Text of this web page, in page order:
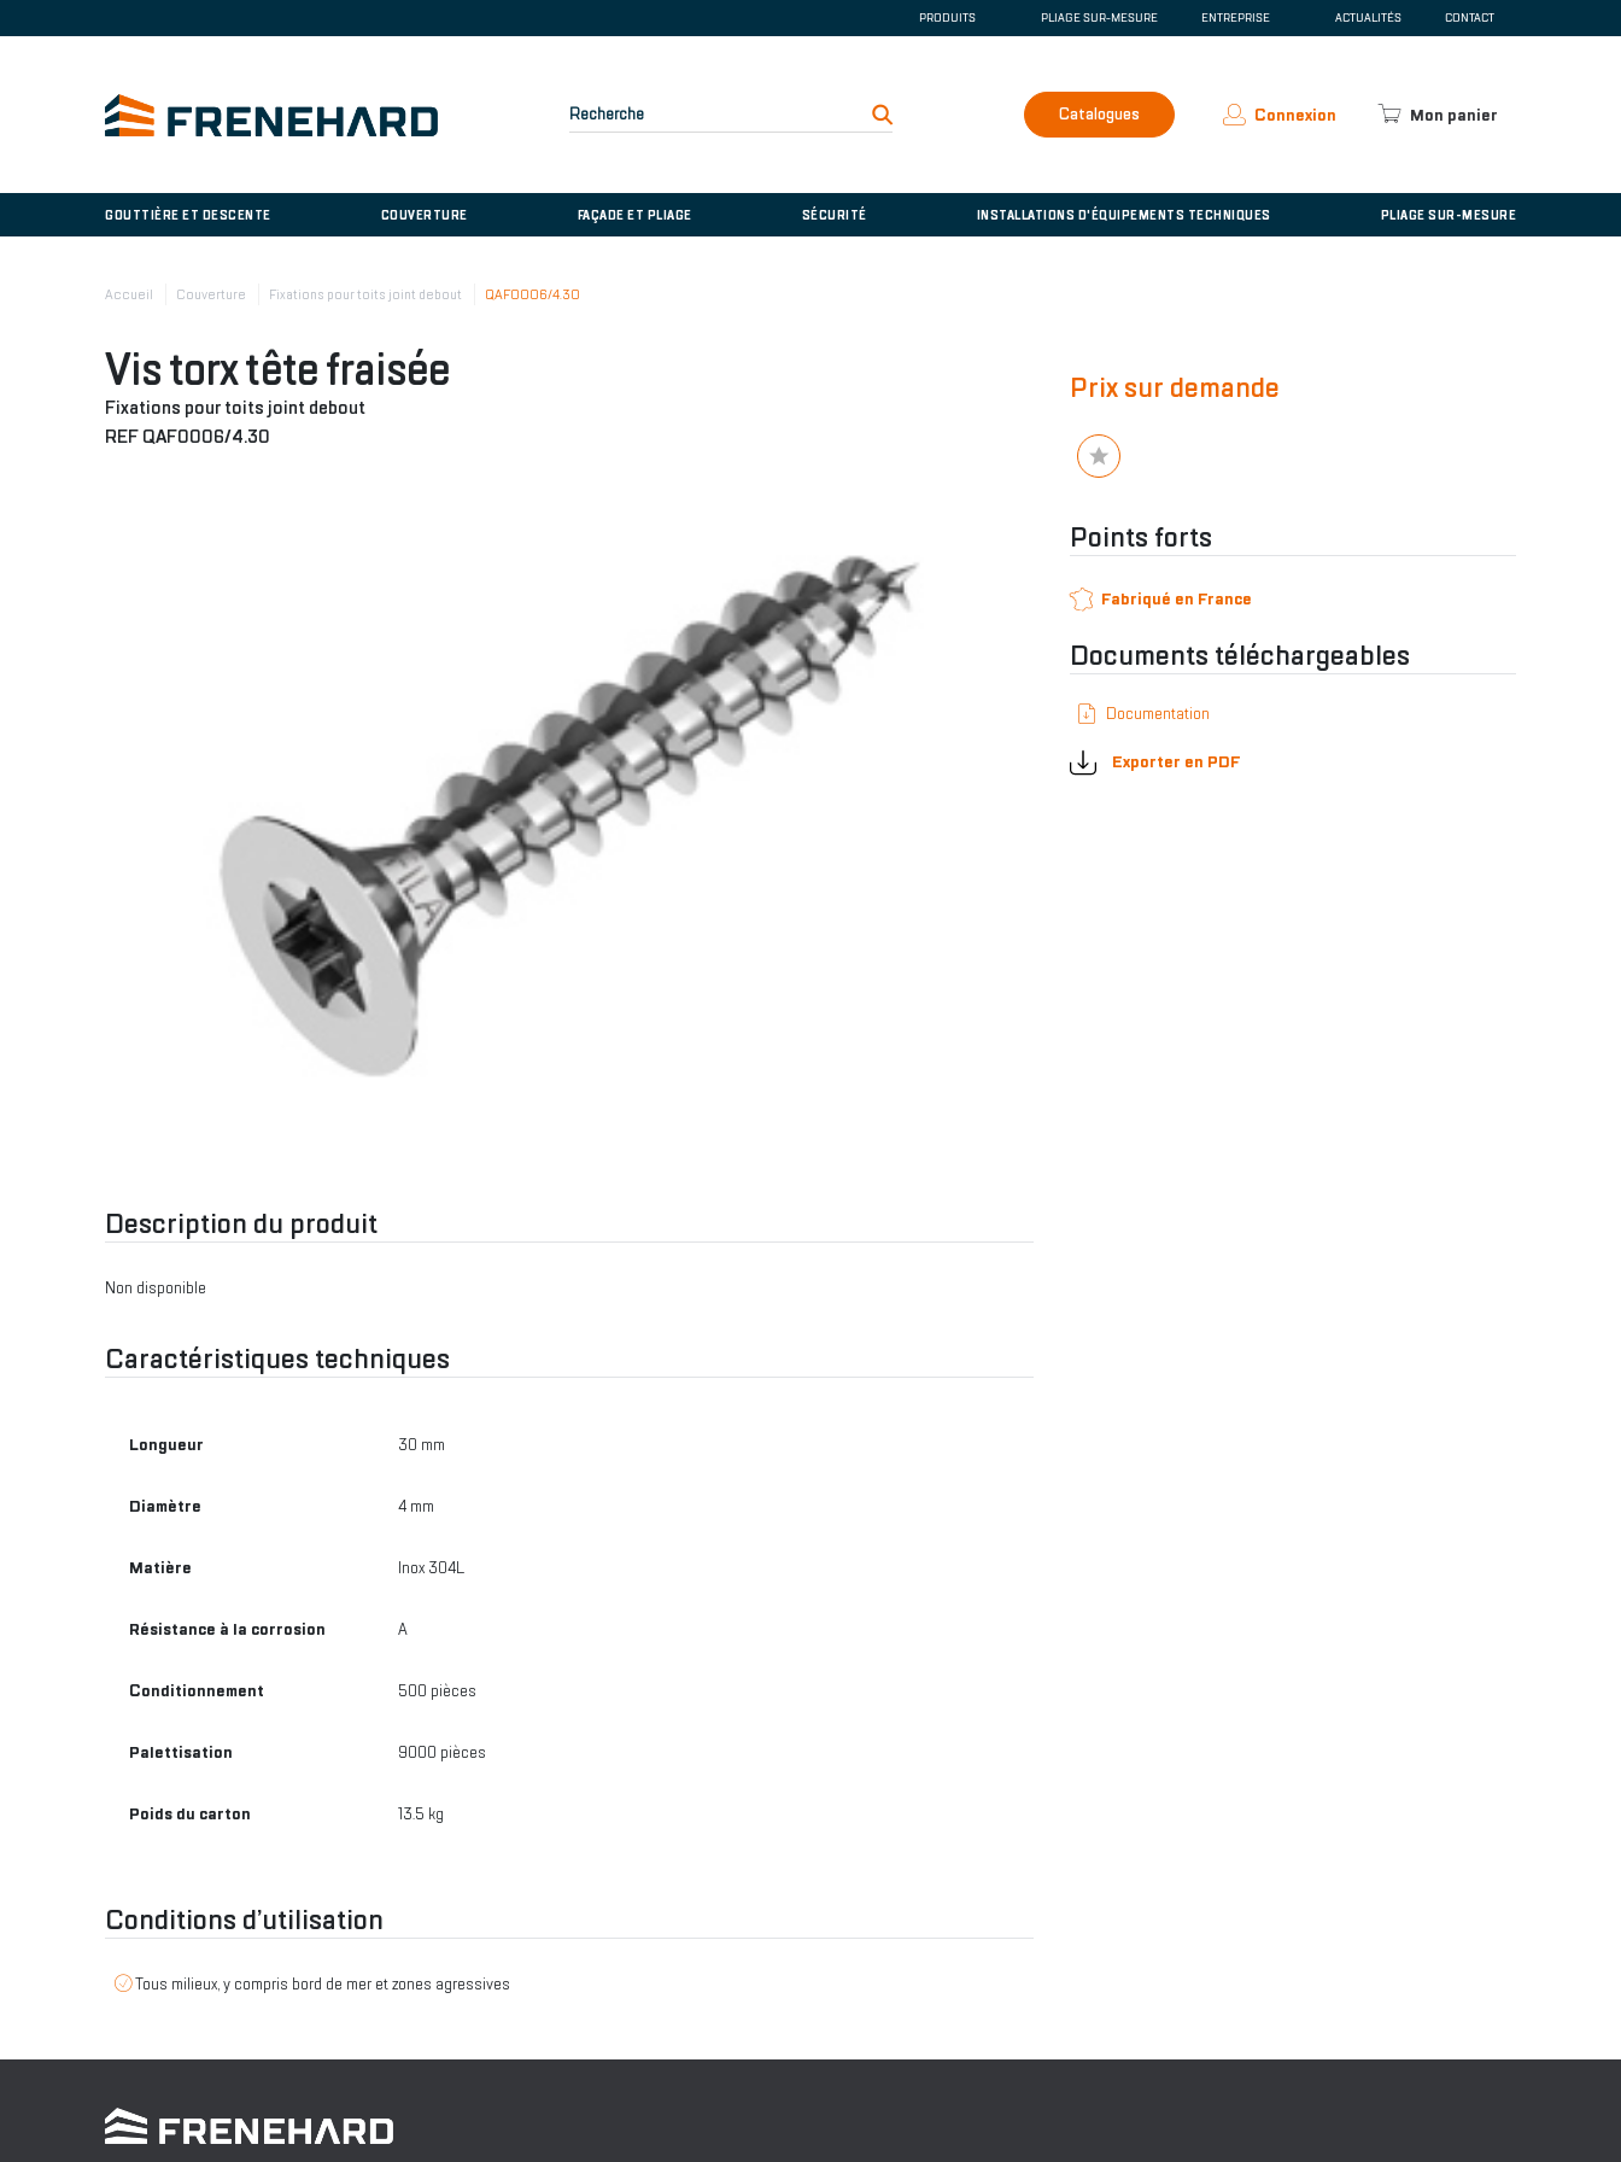
PRODUITS
FAÇADE ET PLIAGE
SÉCURITÉ
PLIAGE SUR-MESURE
ENTREPRISE
ACTUALITÉS CONTACT
Recherche Catalogues Connexion Mon panier
GOUTTIÈRE ET DESCENTE COUVERTURE FAÇADE ET PLIAGE SÉCURITÉ INSTALLATIONS D'ÉQUIPEMENTS TECHNIQUES PLIAGE SUR-MESURE
Accueil Couverture Fixations pour toits joint debout QAF0006/4.30
Vis torx tête fraisée
Fixations pour toits joint debout
REF QAF0006/4.30
Prix sur demande
Points forts
Fabriqué en France
Documents téléchargeables
Documentation
Exporter en PDF
Description du produit
Non disponible
Caractéristiques techniques
Longueur 30 mm
Diamètre 4 mm
Matière Inox 304L
Résistance à la corrosion A
Conditionnement 500 pièces
Palettisation 9000 pièces
Poids du carton 13.5 kg
Conditions d’utilisation
Tous milieux, y compris bord de mer et zones agressives